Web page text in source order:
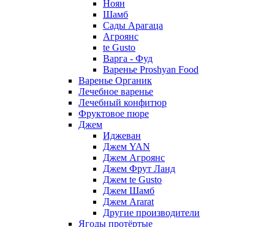
Ноян
Шамб
Сады Арагаца
Агроянс
te Gusto
Варга - Фуд
Варенье Proshyan Food
Варенье Органик
Лечебное варенье
Лечебный конфитюр
Фруктовое пюре
Джем
Иджеван
Джем YAN
Джем Агроянс
Джем Фрут Ланд
Джем te Gusto
Джем Шамб
Джем Ararat
Другие производители
Ягоды протёртые